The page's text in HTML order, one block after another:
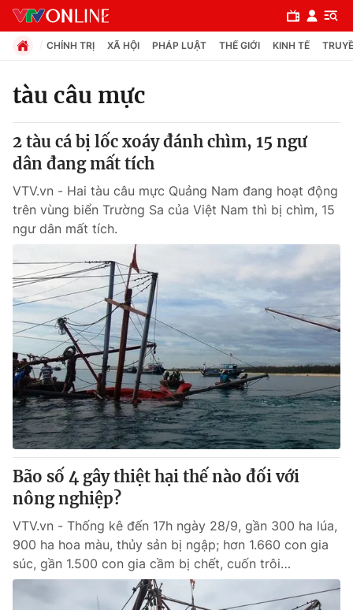
Chuyên mục
Chính trị
Xã hội
Pháp luật
Y tế
Thế giới
Tin tức
Thế giới đó đây
Câu chuyện quốc tế
Kinh tế
Tài chính
Thị trường
Góc doanh nghiệp
Dữ liệu và đời sống
Truyền hình
Phim VTV
Hậu trường
Nhân vật
Giải trí
Điện ảnh
Đời sống
Du lịch
CHÍNH TRỊ XÃ HỘI PHÁP LUẬT THẾ GIỚI KINH TẾ
tàu câu mực
2 tàu cá bị lốc xoáy đánh chìm, 15 ngư
dân đang mất tích
VTV.vn - Hai tàu câu mực Quảng Nam đang hoạt động
trên vùng biển Trường Sa của Việt Nam thì bị chìm, 15
ngư dân mất tích.
Bão số 4 gây thiệt hại thế nào đối với
nông nghiệp?
VTV.vn - Thống kê đến 17h ngày 28/9, gần 300 ha lúa,
900 ha hoa màu, thủy sản bị ngập; hơn 1.660 con gia
súc, gần 1.500 con gia cầm bị chết, cuốn trôi…